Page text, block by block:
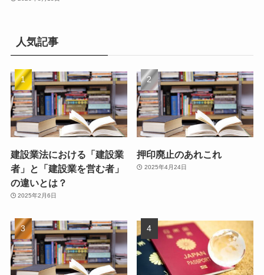
人気記事
建設業法における「建設業
者」と「建設業を営む者」
の違いとは？
2025年2月6日
押印廃止のあれこれ
2025年4月24日